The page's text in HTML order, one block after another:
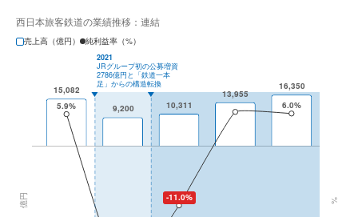
西日本旅客鉄道の業績推移：連結
売上高（億円）
純利益率（%）